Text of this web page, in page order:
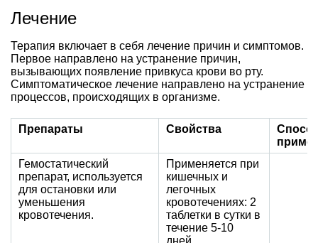
Лечение
Терапия включает в себя лечение причин и симптомов.
Первое направлено на устранение причин,
вызывающих появление привкуса крови во рту.
Симптоматическое лечение направлено на устранение
процессов, происходящих в организме.
Препараты Свойства
Гемостатический
препарат, используется
для остановки или
уменьшения
кровотечения.
Применяется при
кишечных и
легочных
кровотечениях: 2
таблетки в сутки в
течение 5-10
дней.